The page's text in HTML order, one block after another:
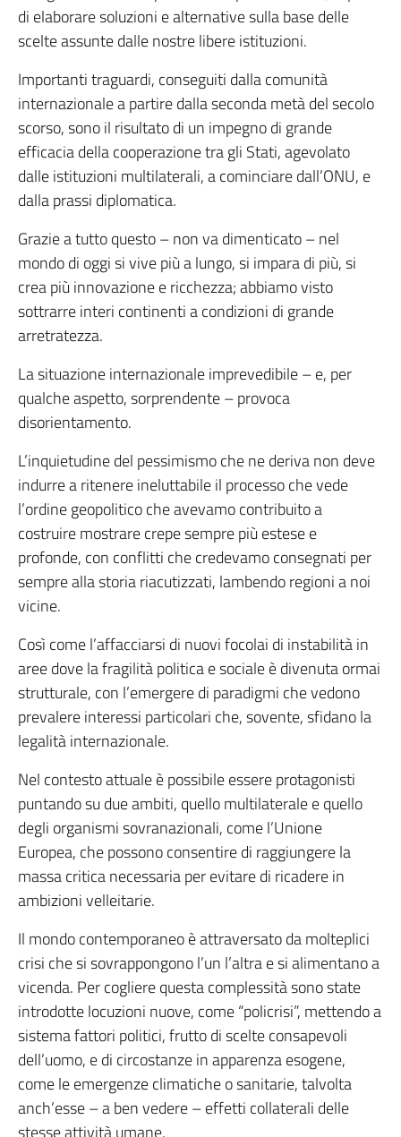
di elaborare soluzioni e alternative sulla base delle
scelte assunte dalle nostre libere istituzioni.
Importanti traguardi, conseguiti dalla comunità
internazionale a partire dalla seconda metà del secolo
scorso, sono il risultato di un impegno di grande
efficacia della cooperazione tra gli Stati, agevolato
dalle istituzioni multilaterali, a cominciare dall’ONU, e
dalla prassi diplomatica.
Grazie a tutto questo – non va dimenticato – nel
mondo di oggi si vive più a lungo, si impara di più, si
crea più innovazione e ricchezza; abbiamo visto
sottrarre interi continenti a condizioni di grande
arretratezza.
La situazione internazionale imprevedibile – e, per
qualche aspetto, sorprendente – provoca
disorientamento.
L’inquietudine del pessimismo che ne deriva non deve
indurre a ritenere ineluttabile il processo che vede
l’ordine geopolitico che avevamo contribuito a
costruire mostrare crepe sempre più estese e
profonde, con conflitti che credevamo consegnati per
sempre alla storia riacutizzati, lambendo regioni a noi
vicine.
Così come l’affacciarsi di nuovi focolai di instabilità in
aree dove la fragilità politica e sociale è divenuta ormai
strutturale, con l’emergere di paradigmi che vedono
prevalere interessi particolari che, sovente, sfidano la
legalità internazionale.
Nel contesto attuale è possibile essere protagonisti
puntando su due ambiti, quello multilaterale e quello
degli organismi sovranazionali, come l’Unione
Europea, che possono consentire di raggiungere la
massa critica necessaria per evitare di ricadere in
ambizioni velleitarie.
Il mondo contemporaneo è attraversato da molteplici
crisi che si sovrappongono l’un l’altra e si alimentano a
vicenda. Per cogliere questa complessità sono state
introdotte locuzioni nuove, come “policrisi”, mettendo a
sistema fattori politici, frutto di scelte consapevoli
dell’uomo, e di circostanze in apparenza esogene,
come le emergenze climatiche o sanitarie, talvolta
anch’esse – a ben vedere – effetti collaterali delle
stesse attività umane.